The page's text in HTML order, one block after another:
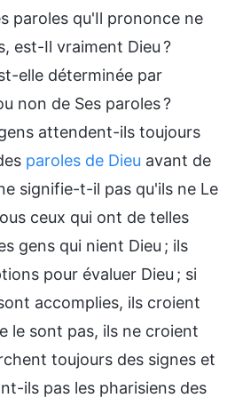
paroles qu'Il prononce ne
est-Il vraiment Dieu ?
elle déterminée par
non de Ses paroles ?
attendent-ils toujours
paroles de Dieu avant de
signifie-t-il pas qu'ils ne Le
ceux qui ont de telles
gens qui nient Dieu ; ils
pour évaluer Dieu ; si
accomplies, ils croient
le sont pas, ils ne croient
toujours des signes et
ils pas les pharisiens des